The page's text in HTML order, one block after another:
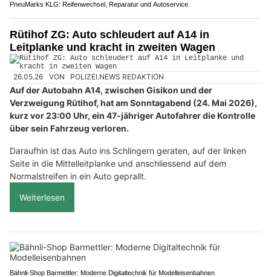
PneuMarks KLG: Reifenwechsel, Reparatur und Autoservice
Rütihof ZG: Auto schleudert auf A14 in
Leitplanke und kracht in zweiten Wagen
26.05.26 VON POLIZEI.NEWS REDAKTION
Auf der Autobahn A14, zwischen Gisikon und der
Verzweigung Rütihof, hat am Sonntagabend (24. Mai 2026),
kurz vor 23:00 Uhr, ein 47-jähriger Autofahrer die Kontrolle
über sein Fahrzeug verloren.
Daraufhin ist das Auto ins Schlingern geraten, auf der linken
Seite in die Mittelleitplanke und anschliessend auf dem
Normalstreifen in ein Auto geprallt.
Weiterlesen
Bähnli-Shop Barmettler: Moderne Digitaltechnik für Modelleisenbahnen